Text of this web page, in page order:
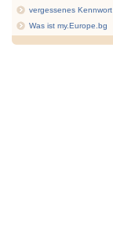
vergessenes Kennwort
Was ist my.Europe.bg